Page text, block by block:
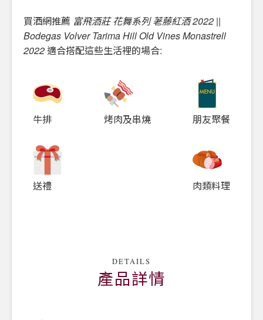
買酒網推薦 富飛酒莊 花舞系列 荖藤紅酒 2022 ||
Bodegas Volver Tarima Hill Old Vines Monastrell
2022 適合搭配這些生活裡的場合:
牛排 烤肉及串燒 朋友聚餐
送禮 肉類料理
DETAILS
產品詳情